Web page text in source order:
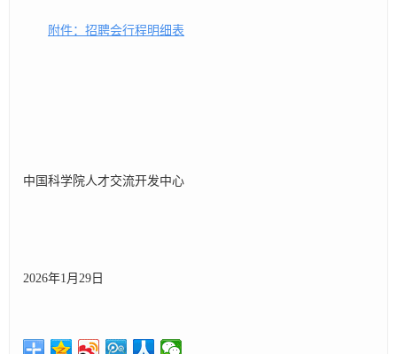
附件：招聘会行程明细表
中国科学院人才交流开发中心
2026年1月29日